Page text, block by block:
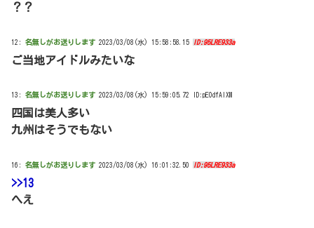
？？
12: 名無しがお送りします 2023/03/08(水) 15:58:58.15 ID:95LRE933a
ご当地アイドルみたいな
13: 名無しがお送りします 2023/03/08(水) 15:59:05.72 ID:pE0dfAIXM
四国は美人多い
九州はそうでもない
16: 名無しがお送りします 2023/03/08(水) 16:01:32.50 ID:95LRE933a
>>13
へえ